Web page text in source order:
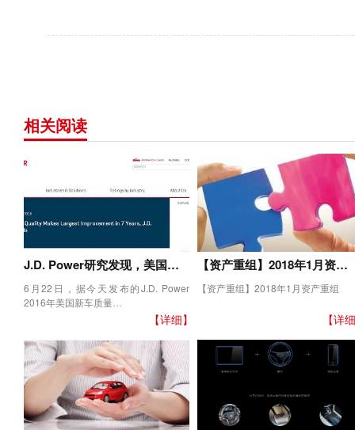
相关阅读
J.D. Power研究发现，美国…
6月22日，据今天发布的J.D. Power
2016年美国新车质量…
【详细】
【资产重组】2018年1月资…
【资产重组】2018年1月资产重组
【详